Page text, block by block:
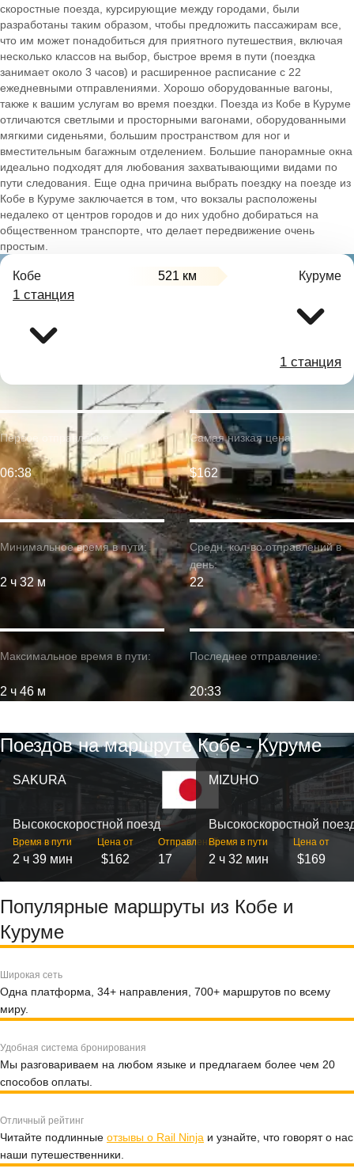
скоростные поезда, курсирующие между городами, были
разработаны таким образом, чтобы предложить пассажирам все,
что им может понадобиться для приятного путешествия, включая
несколько классов на выбор, быстрое время в пути (поездка
занимает около 3 часов) и расширенное расписание с 22
ежедневными отправлениями. Хорошо оборудованные вагоны,
также к вашим услугам во время поездки. Поезда из Кобе в Куруме
отличаются светлыми и просторными вагонами, оборудованными
мягкими сиденьями, большим пространством для ног и
вместительным багажным отделением. Большие панорамные окна
идеально подходят для любования захватывающими видами по
пути следования. Еще одна причина выбрать поездку на поезде из
Кобе в Куруме заключается в том, что вокзалы расположены
недалеко от центров городов и до них удобно добираться на
общественном транспорте, что делает передвижение очень
простым.
Кобе 521 км Куруме
1 станция
1 станция
Минимальное время в пути:
2 ч 32 м
Первое отправление:
06:38
Максимальное время в пути:
2 ч 46 м
Самая низкая цена:
$162
Средн. кол-во отправлений в
день:
22
Последнее отправление:
20:33
Поездов на маршруте Кобе - Куруме
SAKURA
Высокоскоростной поезд
Время в пути
2 ч 39 мин
Цена от
$162
Отправлений
17
MIZUHO
Высокоскоростной
Время в пути
2 ч 32 мин
Цена от
$169
Популярные маршруты из Кобе и
Куруме
Широкая сеть
Одна платформа, 34+ направления, 700+ маршрутов по всему
миру.
Удобная система бронирования
Мы разговариваем на любом языке и предлагаем более чем 20
способов оплаты.
Отличный рейтинг
Читайте подлинные отзывы о Rail Ninja и узнайте, что говорят о нас
наши путешественники.